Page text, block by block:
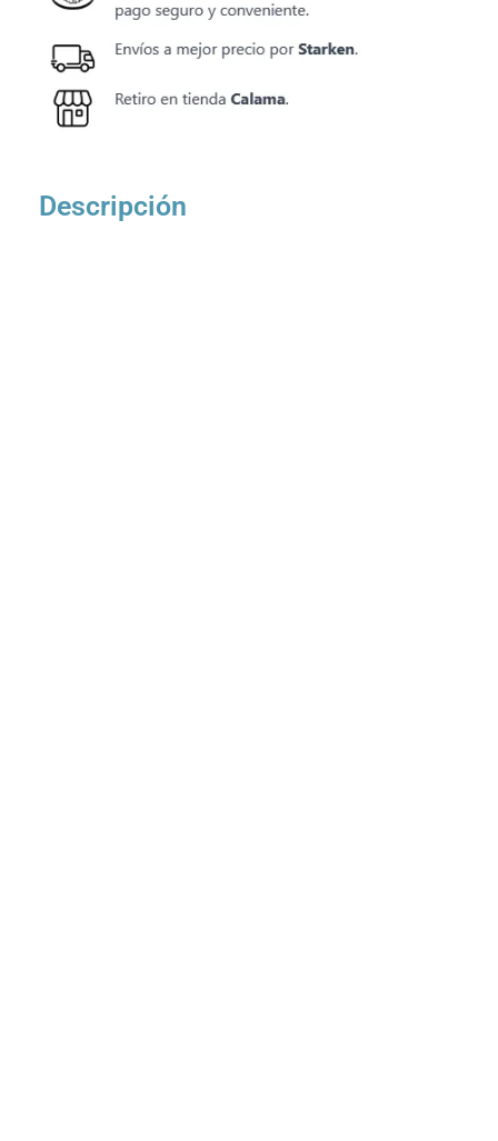
Descripción